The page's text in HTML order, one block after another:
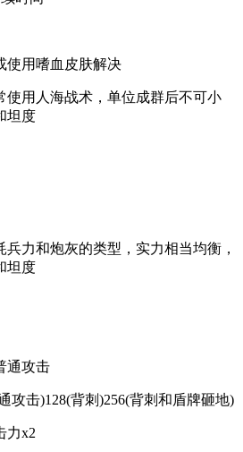
使用嗜血皮肤解决
使用人海战术，单位成群后不可小
坦度
力和炮灰的类型，实力相当均衡，
坦度
通攻击
攻击)128(背刺)256(背刺和盾牌砸地)
力x2